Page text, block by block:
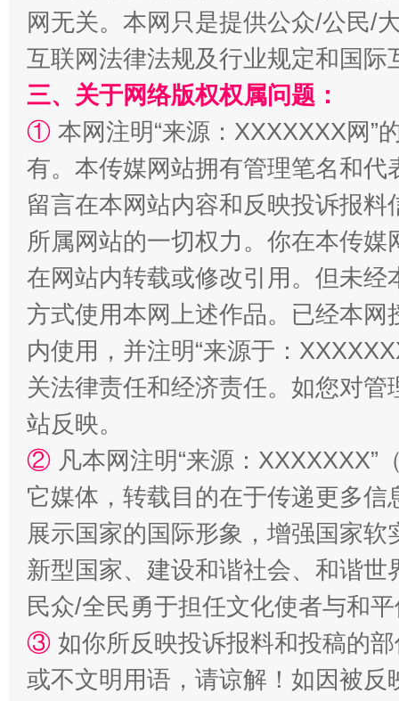
全民健身五年计划来了！等你上场
国家大学科技园优化重塑工作
网无关。本网只是提供公众/公民/
互联网法律法规及行业规定和国
三、关于网络版权权属问题：
① 本网注明“来源：XXXXXXX网”
有。本传媒网站拥有管理笔名和
留言在本网站内容和反映投诉报
所属网站的一切权力。你在本传
在网站内转载或修改引用。但未
方式使用本网上述作品。已经本
内使用，并注明“来源于：
关法律责任和经济责任。如您对
站反映。
② 凡本网注明“来源：
它媒体，转载目的在于传递更多
展示国家的国际形象，增强国家
新型国家、建设和谐社会、和谐
民众/全民勇于担任文化使者与和
③ 如你所反映投诉报料和投稿的
或不文明用语，请谅解！如因被